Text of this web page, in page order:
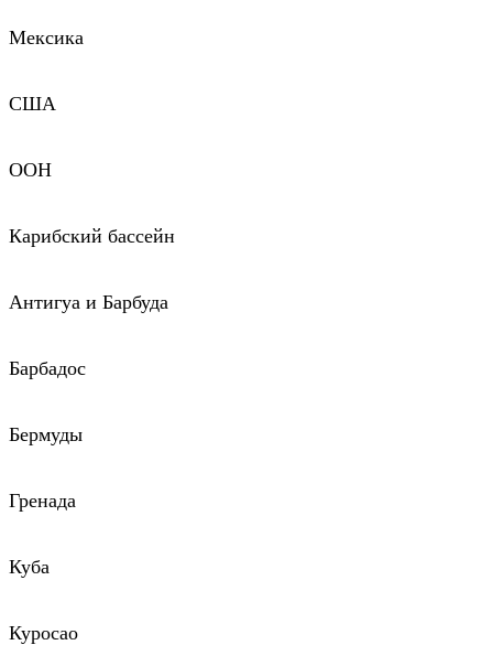
Мексика
США
ООН
Карибский бассейн
Антигуа и Барбуда
Барбадос
Бермуды
Гренада
Куба
Куросао